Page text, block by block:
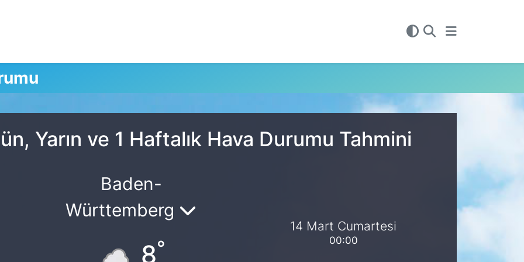
Yarın ve 1 Haftalık Hava Durumu Tahmini
Baden-
Württemberg
8°
14 Mart Cumartesi
00:00